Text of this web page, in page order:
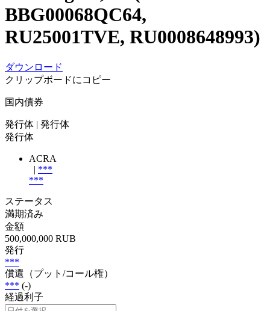
BBG00068QC64,
RU25001TVE, RU0008648993)
ダウンロード
クリップボードにコピー
国内債券
発行体 | 発行体
発行体
ACRA
| ***
***
ステータス
満期済み
金額
500,000,000 RUB
発行
***
償還（プット/コール権）
*** (-)
経過利子